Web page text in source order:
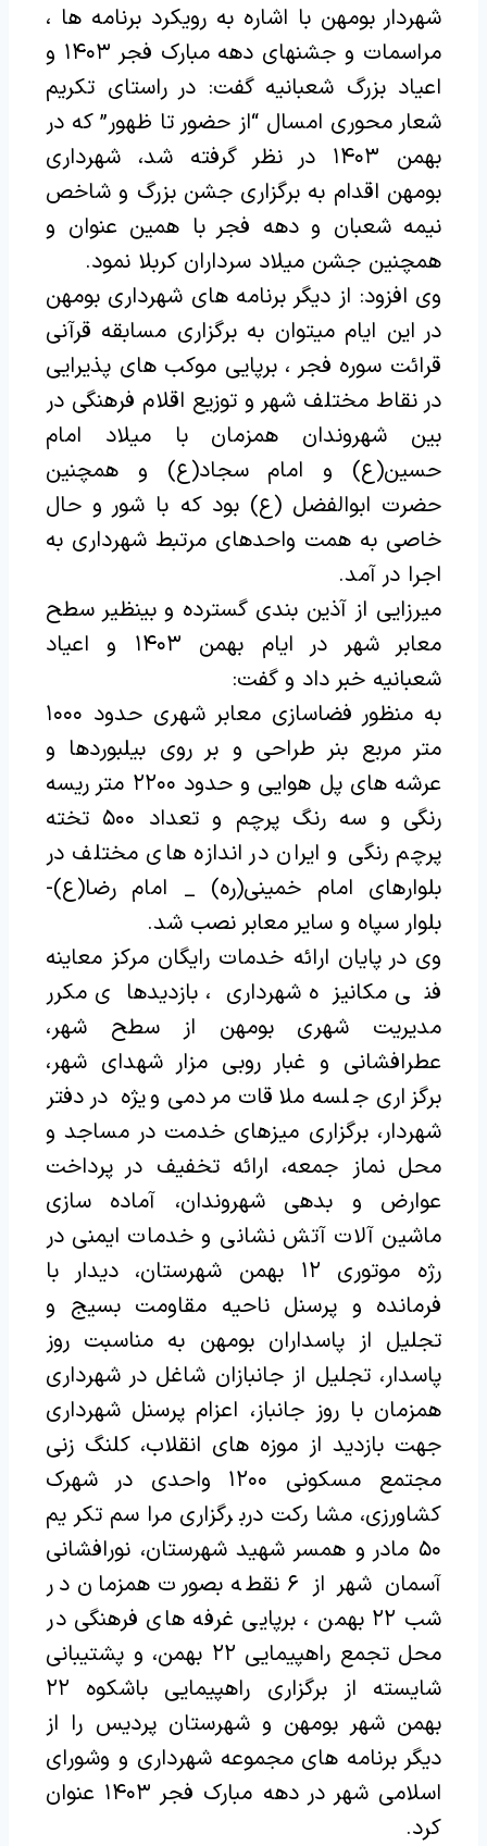
شهردار بومهن با اشاره به رویکرد برنامه ها ،
مراسمات و جشنهای دهه مبارک فجر ۱۴۰۳ و
اعیاد بزرگ شعبانیه گفت: در راستای تکریم
شعار محوری امسال “از حضور تا ظهور” که در
بهمن ۱۴۰۳ در نظر گرفته شد، شهرداری
بومهن اقدام به برگزاری جشن بزرگ و شاخص
نیمه شعبان و دهه فجر با همین عنوان و
همچنین جشن میلاد سرداران کربلا نمود.
وی افزود: از دیگر برنامه های شهرداری بومهن
در این ایام میتوان به برگزاری مسابقه قرآنی
قرائت سوره فجر ، برپایی موکب های پذیرایی
در نقاط مختلف شهر و توزیع اقلام فرهنگی در
بین شهروندان همزمان با میلاد امام
حسین(ع) و امام سجاد(ع) و همچنین
حضرت ابوالفضل (ع) بود که با شور و حال
خاصی به همت واحدهای مرتبط شهرداری به
اجرا در آمد.
میرزایی از آذین بندی گسترده و بینظیر سطح
معابر شهر در ایام بهمن ۱۴۰۳ و اعیاد
شعبانیه خبر داد و گفت:
به منظور فضاسازی معابر شهری حدود ۱۰۰۰
متر مربع بنر طراحی و بر روی بیلبوردها و
عرشه های پل هوایی و حدود ۲۲۰۰ متر ریسه
رنگی و سه رنگ پرچم و تعداد ۵۰۰ تخته
پرچم رنگی و ایران در اندازه های مختلف در
بلوارهای امام خمینی(ره) _ امام رضا(ع)-
بلوار سپاه و سایر معابر نصب شد.
وی در پایان ارائه خدمات رایگان مرکز معاینه
فنی مکانیزه شهرداری، بازدیدهای مکرر
مدیریت شهری بومهن از سطح شهر،
عطرافشانی و غبار روبی مزار شهدای شهر،
برگزاری جلسه ملاقات مردمی ویژه در دفتر
شهردار، برگزاری میزهای خدمت در مساجد و
محل نماز جمعه، ارائه تخفیف در پرداخت
عوارض و بدهی شهروندان، آماده سازی
ماشین آلات آتش نشانی و خدمات ایمنی در
رژه موتوری ۱۲ بهمن شهرستان، دیدار با
فرمانده و پرسنل ناحیه مقاومت بسیج و
تجلیل از پاسداران بومهن به مناسبت روز
پاسدار، تجلیل از جانبازان شاغل در شهرداری
همزمان با روز جانباز، اعزام پرسنل شهرداری
جهت بازدید از موزه های انقلاب، کلنگ زنی
مجتمع مسکونی ۱۲۰۰ واحدی در شهرک
کشاورزی، مشارکت دربرگزاری مراسم تکریم
۵۰ مادر و همسر شهید شهرستان، نورافشانی
آسمان شهر از ۶ نقطه بصورت همزمان در
شب ۲۲ بهمن ، برپایی غرفه های فرهنگی در
محل تجمع راهپیمایی ۲۲ بهمن، و پشتیبانی
شایسته از برگزاری راهپیمایی باشکوه ۲۲
بهمن شهر بومهن و شهرستان پردیس را از
دیگر برنامه های مجموعه شهرداری و وشورای
اسلامی شهر در دهه مبارک فجر ۱۴۰۳ عنوان
کرد.